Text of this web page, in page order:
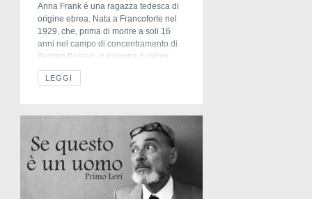
Anna Frank è una ragazza tedesca di
origine ebrea. Nata a Francoforte nel
1929, che, prima di morire a soli 16
anni nel campo di concentramento di
Bergen Belsen, ci insegna il valore
della bontà nonostante il mondo
disumano in cui si trova a vivere.
origine ebraica, lei, la sua […]
LEGGI